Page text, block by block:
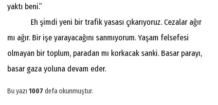
yaktı beni.”
Eh şimdi yeni bir trafik yasası çıkarıyoruz. Cezalar ağır
mı ağır. Bir işe yarayacağını sanmıyorum. Yaşam felsefesi
olmayan bir toplum, paradan mı korkacak sanki. Basar parayı,
basar gaza yoluna devam eder.
Bu yazı 1007 defa okunmuştur.